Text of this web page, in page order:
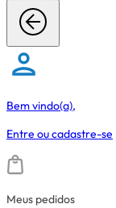
Bem vindo(a),
Entre oucadastre-se
Meus pedidos